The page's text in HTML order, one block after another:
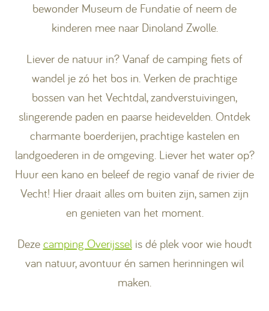
bewonder Museum de Fundatie of neem de
kinderen mee naar Dinoland Zwolle.
Liever de natuur in? Vanaf de camping fiets of
wandel je zó het bos in. Verken de prachtige
bossen van het Vechtdal, zandverstuivingen,
slingerende paden en paarse heidevelden. Ontdek
charmante boerderijen, prachtige kastelen en
landgoederen in de omgeving. Liever het water op?
Huur een kano en beleef de regio vanaf de rivier de
Vecht! Hier draait alles om buiten zijn, samen zijn
en genieten van het moment.
Deze camping Overijsselis dé plek voor wie houdt
van natuur, avontuur én samen herinningen wil
maken.